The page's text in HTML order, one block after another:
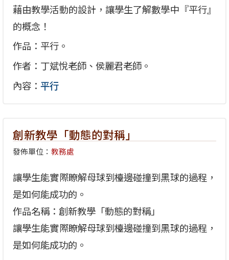
藉由教學活動的設計，讓學生了解數學中『平行』
的概念！
作品：平行。
作者：丁斌悅老師、侯麗君老師。
內容：平行
創新教學「動態的對稱」
發佈單位：教務處
讓學生能實際瞭解母球到檯邊碰撞到黑球的過程，
是如何能成功的。
作品名稱：創新教學「動態的對稱」
讓學生能實際瞭解母球到檯邊碰撞到黑球的過程，
是如何能成功的。